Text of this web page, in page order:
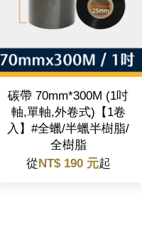
碳帶 70mm*300M (1吋
軸,單軸,外卷式)【1卷
入】#全蠟/半蠟半樹脂/
全樹脂
從NT$ 190 元起